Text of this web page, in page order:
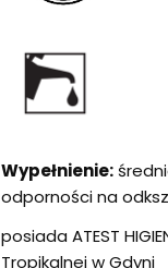
Wypełnienie:
odporności na
posiada ATEST
Tropikalnej w Gdyni